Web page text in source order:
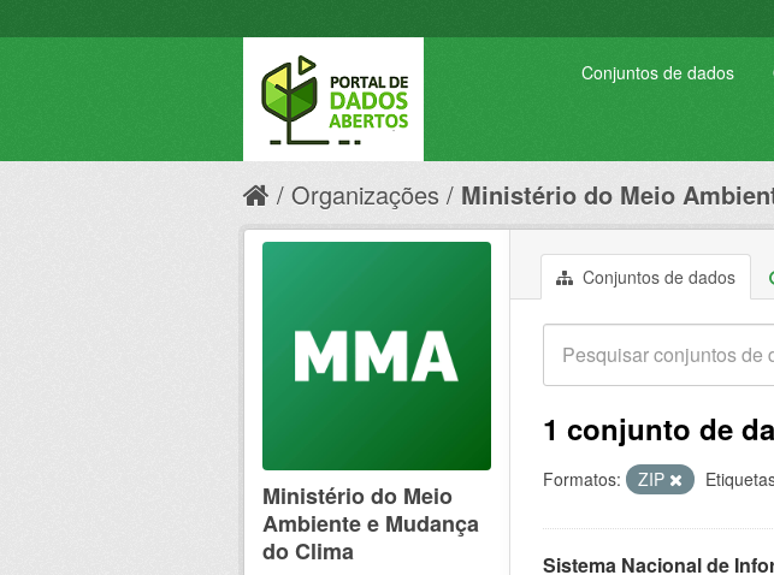
Conjuntos de dados
Organizações Ministério do Meio
Conjuntos de dados
1 conjunto de
Formatos: ZIP
Sistema Nacional de
Ministério do Meio
Ambiente e Mudança
do Clima